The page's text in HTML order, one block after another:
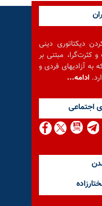
دیکتاتوری دینی
کثرت‌گرا، مبتنی بر
آزادیهای فردی و
ادامه...
اجتماعى